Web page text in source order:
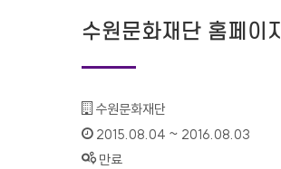
수원문화재단 홈페이지
기관명 :
수원문화재단
인증기간 :
2015.08.04 ~ 2016.08.03
상태 :
만료